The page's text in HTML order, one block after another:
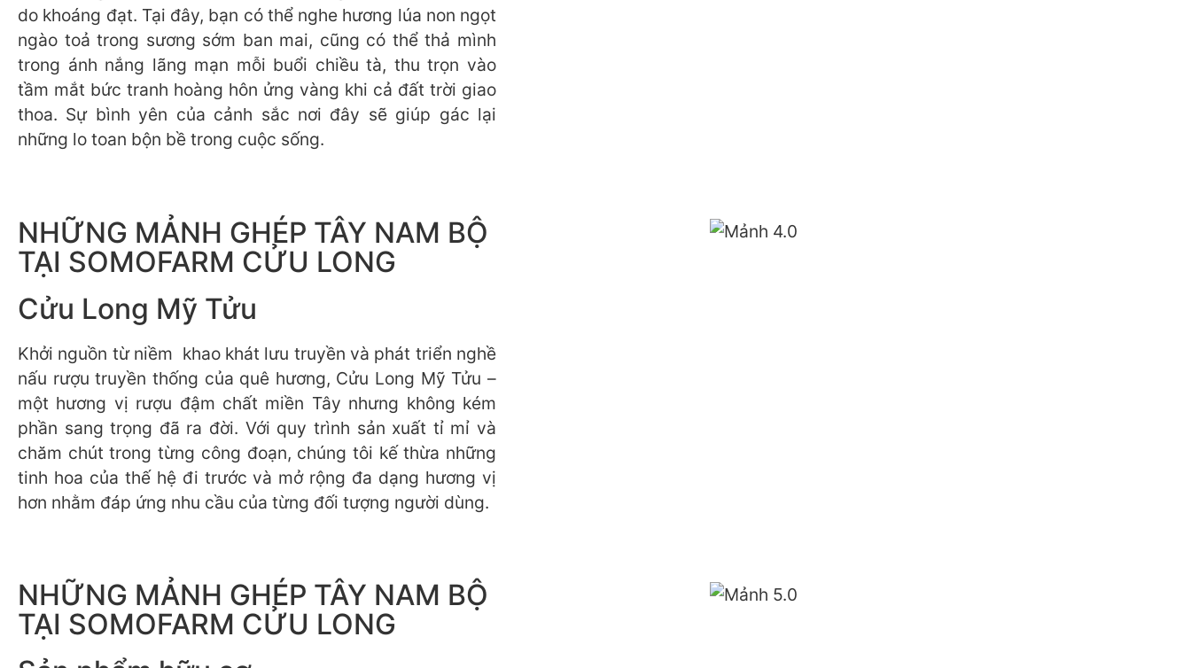
do khoáng đạt. Tại đây, bạn có thể nghe hương lúa non ngọt
ngào toả trong sương sớm ban mai, cũng có thể thả mình
trong ánh nắng lãng mạn mỗi buổi chiều tà, thu trọn vào
tầm mắt bức tranh hoàng hôn ửng vàng khi cả đất trời giao
thoa. Sự bình yên của cảnh sắc nơi đây sẽ giúp gác lại
những lo toan bộn bề trong cuộc sống.
NHỮNG MẢNH GHÉP TÂY NAM BỘ
TẠI SOMOFARM CỬU LONG
Cửu Long Mỹ Tửu
Khởi nguồn từ niềm khao khát lưu truyền và phát triển nghề
nấu rượu truyền thống của quê hương, Cửu Long Mỹ Tửu –
một hương vị rượu đậm chất miền Tây nhưng không kém
phần sang trọng đã ra đời. Với quy trình sản xuất tỉ mỉ và
chăm chút trong từng công đoạn, chúng tôi kế thừa những
tinh hoa của thế hệ đi trước và mở rộng đa dạng hương vị
hơn nhằm đáp ứng nhu cầu của từng đối tượng người dùng.
NHỮNG MẢNH GHÉP TÂY NAM BỘ
TẠI SOMOFARM CỬU LONG